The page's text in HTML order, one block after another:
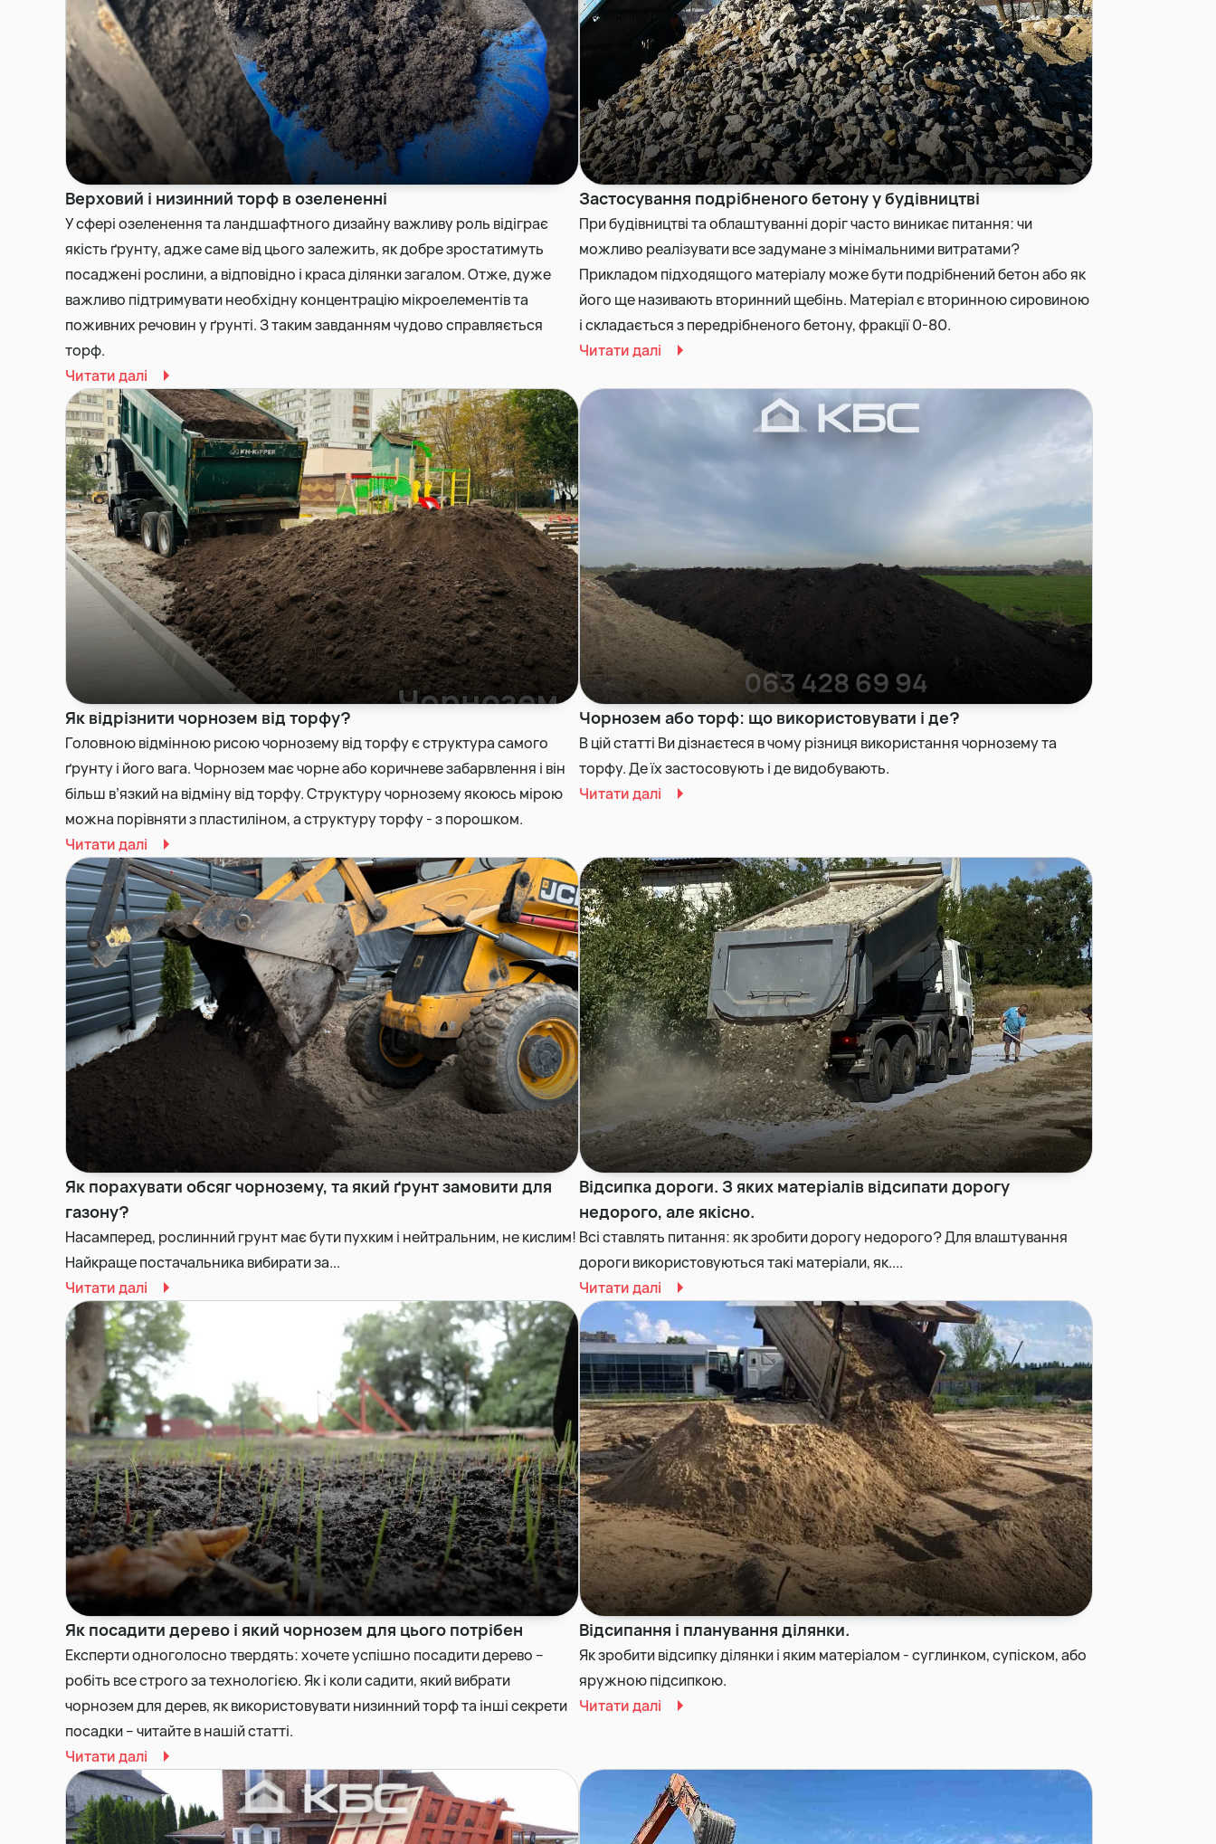
Земляні роботи
Демонтаж будинку
Виїмка торфу
Прибирання та вивіз снігу
Верховий і низинний торф в озелененні
У сфері озеленення та ландшафтного дизайну важливу роль відіграє
якість ґрунту, адже саме від цього залежить, як добре зростатимуть
посаджені рослини, а відповідно і краса ділянки загалом. Отже, дуже
важливо підтримувати необхідну концентрацію мікроелементів та
поживних речовин у ґрунті. З таким завданням чудово справляється
торф.
Читати далі
Застосування подрібненого бетону у будівництві
При будівництві та облаштуванні доріг часто виникає питання: чи
можливо реалізувати все задумане з мінімальними витратами?
Прикладом підходящого матеріалу може бути подрібнений бетон або як
його ще називають вторинний щебінь. Матеріал є вторинною сировиною
і складається з передрібненого бетону, фракції 0-80.
Читати далі
Як відрізнити чорнозем від торфу?
Головною відмінною рисою чорнозему від торфу є структура самого
ґрунту і його вага. Чорнозем має чорне або коричневе забарвлення і він
більш в’язкий на відміну від торфу. Структуру чорнозему якоюсь мірою
можна порівняти з пластиліном, а структуру торфу - з порошком.
Читати далі
Чорнозем або торф: що використовувати і де?
В цій статті Ви дізнаєтеся в чому різниця використання чорнозему та
торфу. Де їх застосовують і де видобувають.
Читати далі
Як порахувати обсяг чорнозему, та який ґрунт замовити для
газону?
Насамперед, рослинний грунт має бути пухким і нейтральним, не кислим!
Найкраще постачальника вибирати за...
Читати далі
Відсипка дороги. З яких матеріалів відсипати дорогу
недорого, але якісно.
Всі ставлять питання: як зробити дорогу недорого? Для влаштування
дороги використовуються такі матеріали, як....
Читати далі
Як посадити дерево і який чорнозем для цього потрібен
Експерти одноголосно твердять: хочете успішно посадити дерево –
робіть все строго за технологією. Як і коли садити, який вибрати
чорнозем для дерев, як використовувати низинний торф та інші секрети
посадки – читайте в нашій статті.
Читати далі
Відсипання і планування ділянки.
Як зробити відсипку ділянки і яким матеріалом - суглинком, супіском, або
яружною підсипкою.
Читати далі